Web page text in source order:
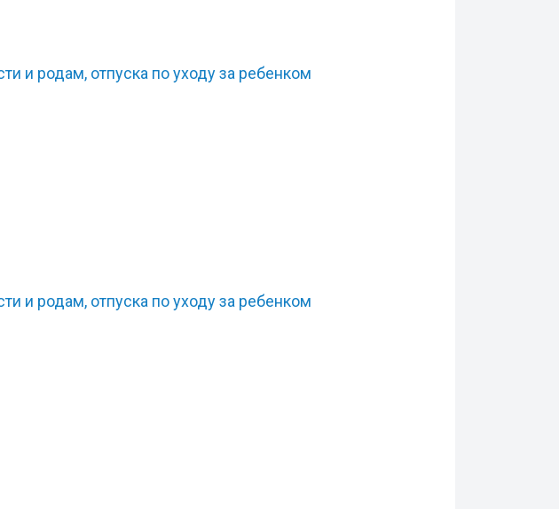
и родам, отпуска по уходу за ребенком
и родам, отпуска по уходу за ребенком